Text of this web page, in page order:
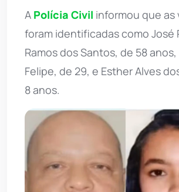
A Polícia Civil informou que as
foram identificadas como José
Ramos dos Santos, de 58 anos,
Felipe, de 29, e Esther Alves
8 anos.